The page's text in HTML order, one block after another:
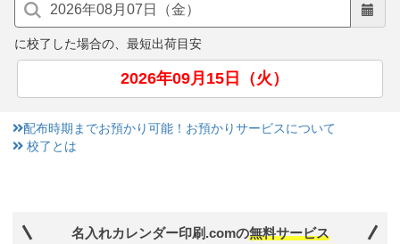
に校了した場合の、最短出荷目安
2026年09月15日（火）
配布時期までお預かり可能！お預かりサービスについて
校了とは
名入れカレンダー印刷.comの無料サービス